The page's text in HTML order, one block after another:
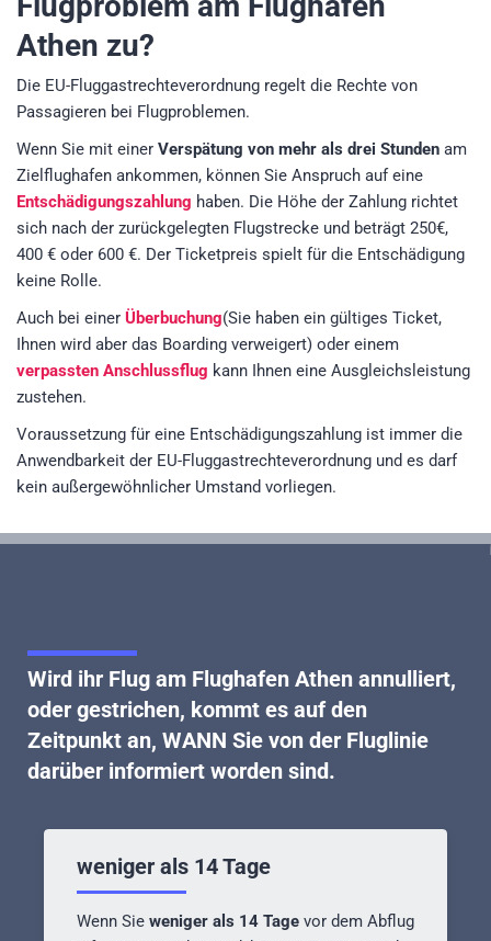
Athen zu?
Die EU-Fluggastrechteverordnung regelt die Rechte von
Passagieren bei Flugproblemen.
Wenn Sie mit einer Verspätung von mehr als drei Stunden am
Zielflughafen ankommen, können Sie Anspruch auf eine
Entschädigungszahlung haben. Die Höhe der Zahlung richtet
sich nach der zurückgelegten Flugstrecke und beträgt 250€,
400 € oder 600 €. Der Ticketpreis spielt für die Entschädigung
keine Rolle.
Auch bei einer Überbuchung(Sie haben ein gültiges Ticket,
Ihnen wird aber das Boarding verweigert) oder einem
verpassten Anschlussflug kann Ihnen eine Ausgleichsleistung
zustehen.
Voraussetzung für eine Entschädigungszahlung ist immer die
Anwendbarkeit der EU-Fluggastrechteverordnung und es darf
kein außergewöhnlicher Umstand vorliegen.
Wird ihr Flug am Flughafen Athen annulliert,
oder gestrichen, kommt es auf den
Zeitpunkt an, WANN Sie von der Fluglinie
darüber informiert worden sind.
weniger als 14 Tage
Wenn Sie weniger als 14 Tage vor dem Abflug